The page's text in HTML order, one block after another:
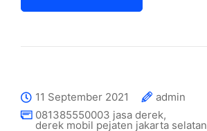
11 September 2021
admin
081385550003 jasa derek,
derek mobil pejaten jakarta selatan